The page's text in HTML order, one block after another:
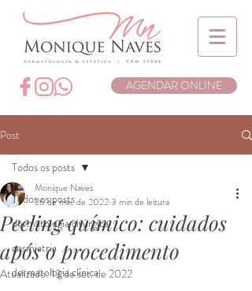
AGENDAR ONLINE
Post
Todos os posts
dermatologia cirúrgica
cosmiatria
dermatologia clínica
Todos os posts
Peeling químico: cuidados
após o procedimento
Monique Naves
26 de mai. de 20223 min de leitura
Atualizado:13 de set. de 2022